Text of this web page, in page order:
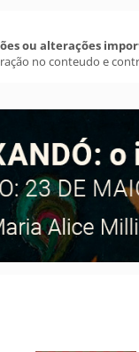
ou alterações
no conteudo e